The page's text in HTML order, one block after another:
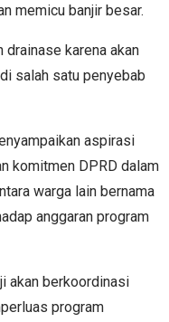
memicu banjir besar.
drainase karena akan
salah satu penyebab
aspirasi
komitmen DPRD dalam
warga lain bernama
anggaran program
akan berkoordinasi
program